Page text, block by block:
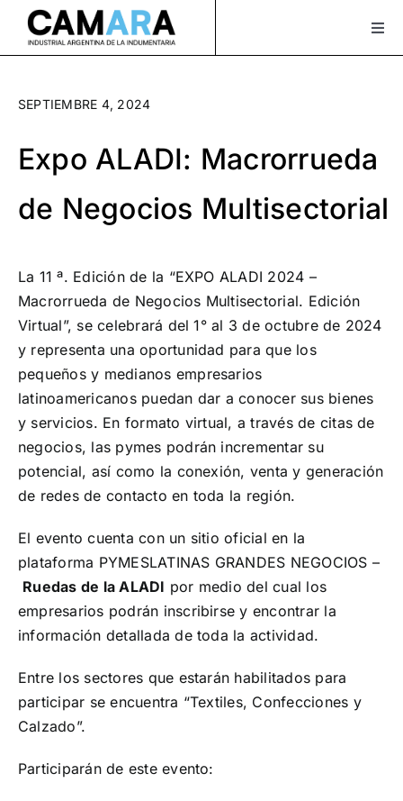
Saltar
contenido
Servicios
Actualidad
Bolsa de Trabajo
Contacto
Asociate
¡Seguinos en Instagram!
¡Seguinos en Linkedin!
SEPTIEMBRE 4, 2024
Expo ALADI: Macrorrueda
de Negocios Multisectorial
La 11 ª. Edición de la “EXPO ALADI 2024 –
Macrorrueda de Negocios Multisectorial. Edición
Virtual”, se celebrará del 1° al 3 de octubre de 2024
y representa una oportunidad para que los
pequeños y medianos empresarios
latinoamericanos puedan dar a conocer sus bienes
y servicios. En formato virtual, a través de citas de
negocios, las pymes podrán incrementar su
potencial, así como la conexión, venta y generación
de redes de contacto en toda la región.
El evento cuenta con un sitio oficial en la
plataforma PYMESLATINAS GRANDES NEGOCIOS –
Ruedas de la ALADI por medio del cual los
empresarios podrán inscribirse y encontrar la
información detallada de toda la actividad.
Entre los sectores que estarán habilitados para
participar se encuentra “Textiles, Confecciones y
Calzado”.
Participarán de este evento: